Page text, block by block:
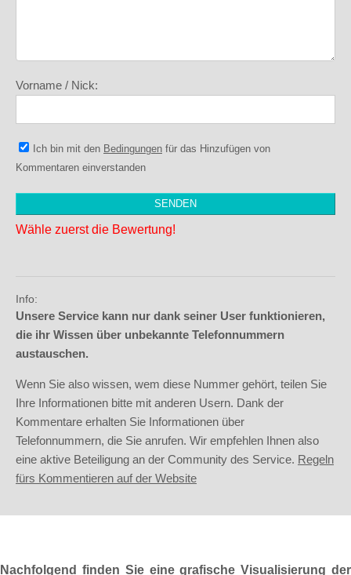
Vorname / Nick:
Ich bin mit den Bedingungen für das Hinzufügen von
Kommentaren einverstanden
Wähle zuerst die Bewertung!
Info:
Unsere Service kann nur dank seiner User funktionieren,
die ihr Wissen über unbekannte Telefonnummern
austauschen.
Wenn Sie also wissen, wem diese Nummer gehört, teilen Sie
Ihre Informationen bitte mit anderen Usern. Dank der
Kommentare erhalten Sie Informationen über
Telefonnummern, die Sie anrufen. Wir empfehlen Ihnen also
eine aktive Beteiligung an der Community des Service. Regeln
fürs Kommentieren auf der Website
Nachfolgend finden Sie eine grafische Visualisierung der